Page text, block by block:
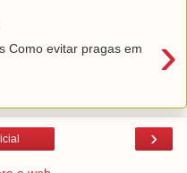
›
Como evitar pragas em
›